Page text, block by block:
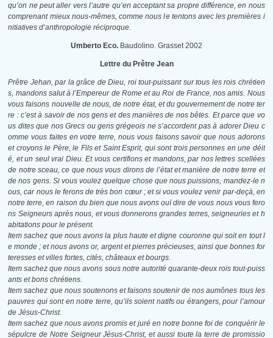
qu’on ne peut aller vers l’autre qu’en acceptant sa propre différence, en nous
comprenant mieux nous-mêmes, comme nous le tentons avec les premières i
nitiatives d’anthropologie réciproque.
Umberto Eco. Baudolino. Grasset 2002
Lettre du Prêtre Jean
Prêtre Jehan, par la grâce de Dieu, roi tout-puissant sur tous les rois chrétien
s, mandons salut à l’Empereur de Rome et au Roi de France, nos amis. Nous
vous faisons nouvelle de nous, de notre état, et du gouvernement de notre ter
re : c’est à savoir de nos gens et des manières de nos bêtes. Et parce que vo
us dites que nos Grecs ou gens grégeois ne s’accordent pas à adorer Dieu c
omme vous faites en votre terre, nous vous faisons savoir que nous adorons
et croyons le Père, le Fils et Saint Esprit, qui sont trois personnes en une déit
é, et un seul vrai Dieu. Et vous certifions et mandons, par nos lettres scellées
de notre sceau, ce que nous vous dirons de l’état et manière de notre terre et
de nos gens. Si vous voulez quelque chose que nous puissions, mandez-le n
ous, car nous le ferons de très bon cœur ; et si vous voulez venir par-deçà, en
notre terre, en raison du bien que nous avons ouï dire de vous nous vous fero
ns Seigneurs après nous, et vous donnerons grandes terres, seigneuries et h
abitations pour le présent.
Item sachez que nous avons la plus haute et digne couronne qui soit en tout l
e monde ; et nous avons or, argent et pierres précieuses, ainsi que bonnes for
teresses et villes fortes, cités, châteaux et bourgs.
Item sachez que nous avons sous notre autorité quarante-deux rois tout-puiss
ants et bons chrétiens.
Item sachez que nous soutenons et faisons soutenir de nos aumônes tous les
pauvres qui sont en notre terre, qu’ils soient natifs ou étrangers, pour l’amour
de Jésus-Christ.
Item sachez que nous avons promis et juré en notre bonne foi de conquérir le
sépulcre de Notre Seigneur Jésus-Christ, et aussi toute la terre de promissio